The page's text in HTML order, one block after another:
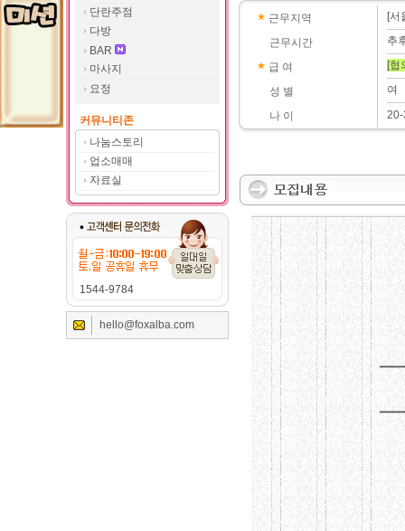
단란주점
다방
BAR
마사지
요정
커뮤니티존
나눔스토리
업소매매
자료실
1544-9784
hello@foxalba.com
근무지역
근무시간
급 여
성 별
나 이
[서
추
[협
여